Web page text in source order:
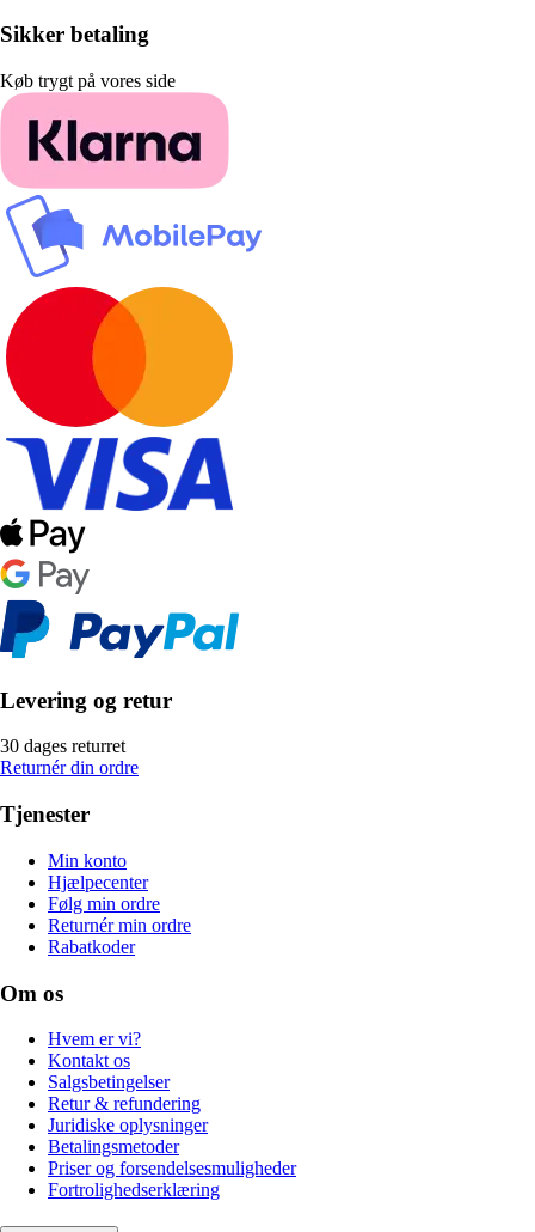
Sikker betaling
Køb trygt på vores side
Levering og retur
30 dages returret
Returnér din ordre
Tjenester
Min konto
Hjælpecenter
Følg min ordre
Returnér min ordre
Rabatkoder
Om os
Hvem er vi?
Kontakt os
Salgsbetingelser
Retur & refundering
Juridiske oplysninger
Betalingsmetoder
Priser og forsendelsesmuligheder
Fortrolighedserklæring